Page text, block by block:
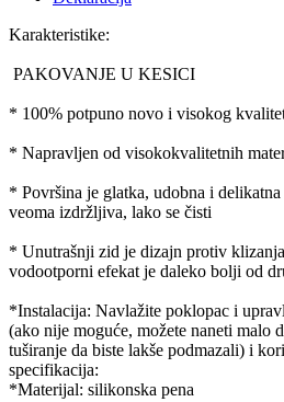
Karakteristike:
PAKOVANJE U KESICI
* 100% potpuno novo i visokog
* Napravljen od visokokvalitetnih
* Površina je glatka, udobna i
veoma izdržljiva, lako se čisti
* Unutrašnji zid je dizajn protiv
vodootporni efekat je daleko bolji od
*Instalacija: Navlažite poklopac i
(ako nije moguće, možete naneti malo
tuširanje da biste lakše podmazali) i
specifikacija:
*Materijal: silikonska pena